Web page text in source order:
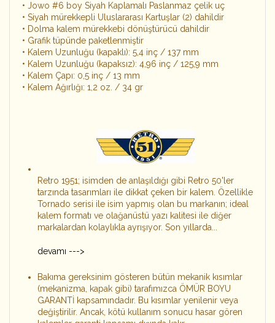
• Jowo #6 boy Siyah Kaplamalı Paslanmaz çelik uç
• Siyah mürekkepli Uluslararası Kartuşlar (2) dahildir
• Dolma kalem mürekkebi dönüştürücü dahildir
• Grafik tüpünde paketlenmiştir
• Kalem Uzunluğu (kapaklı): 5,4 inç / 137 mm
• Kalem Uzunluğu (kapaksız): 4,96 inç / 125,9 mm
• Kalem Çapı: 0,5 inç / 13 mm
• Kalem Ağırlığı: 1,2 oz. / 34 gr
Retro 1951; isimden de anlaşıldığı gibi Retro 50'ler
tarzında tasarımları ile dikkat çeken bir kalem. Özellikle
Tornado serisi ile isim yapmış olan bu markanın; ideal
kalem formatı ve olağanüstü yazı kalitesi ile diğer
markalardan kolaylıkla ayrışıyor. Son yıllarda...
devamı --->
Bakıma gereksinim gösteren bütün mekanik kısımlar
(mekanizma, kapak gibi) tarafımızca ÖMÜR BOYU
GARANTİ kapsamındadır. Bu kısımlar yenilenir veya
değiştirilir. Ancak, kötü kullanım sonucu hasar gören